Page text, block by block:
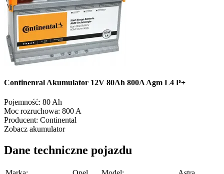
Continenral Akumulator 12V 80Ah 800A Agm L4 P+
Pojemność: 80 Ah
Moc rozruchowa: 800 A
Producent: Continental
Zobacz akumulator
Dane techniczne pojazdu